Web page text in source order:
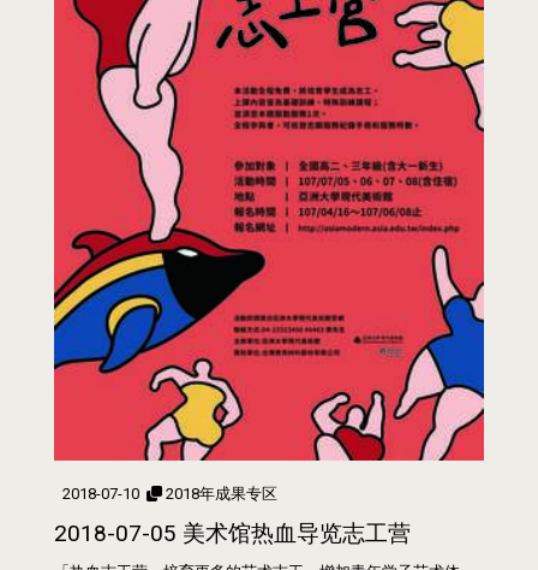
2018-07-10 2018年成果专区
2018-07-05 美术馆热血导览志工营